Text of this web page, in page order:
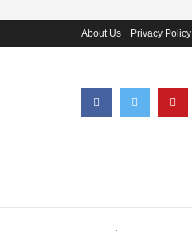
About Us Privacy Policy